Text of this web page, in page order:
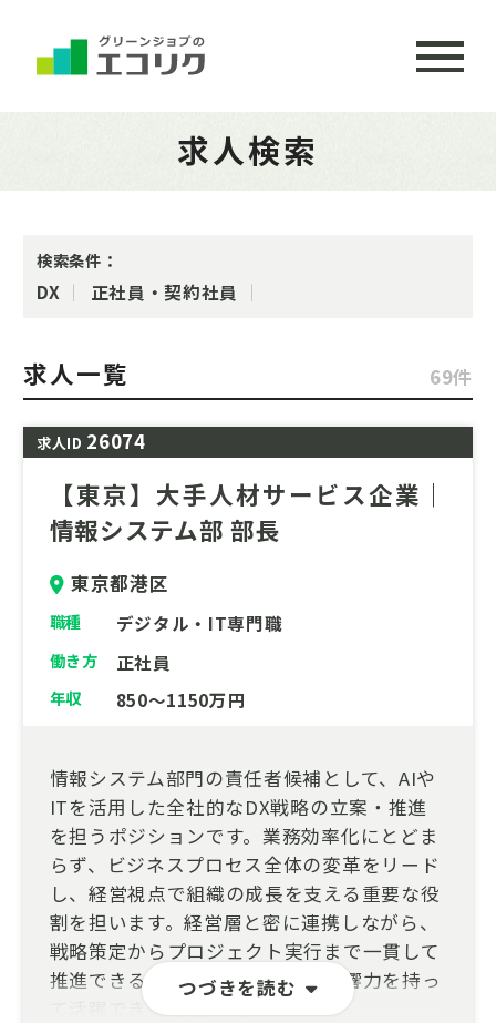
求人検索
検索条件：
DX 正社員・契約社員
求人一覧 69件
求人ID 26074
【東京】大手人材サービス企業｜
情報システム部 部長
東京都港区
職種 デジタル・IT専門職
働き方 正社員
年収 850～1150万円
つづきを読む
情報システム部門の責任者候補として、AIや
ITを活用した全社的なDX戦略の立案・推進
を担うポジションです。業務効率化にとどま
らず、ビジネスプロセス全体の変革をリード
し、経営視点で組織の成長を支える重要な役
割を担います。経営層と密に連携しながら、
戦略策定からプロジェクト実行まで一貫して
推進できるため、大きな裁量と影響力を持っ
て活躍できる環境です。